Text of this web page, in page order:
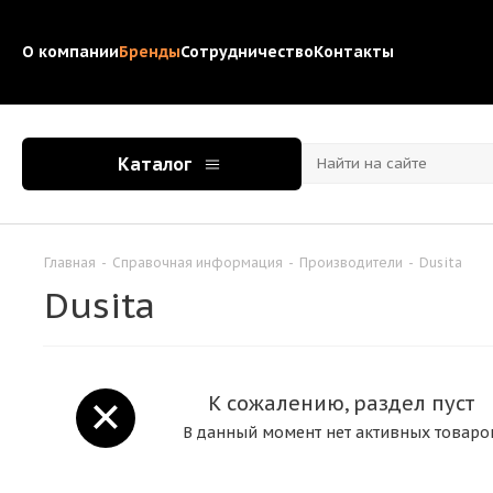
О компанииБрендыСотрудничествоКонтакты
Каталог
Главная - Справочная информация - Производители - Dusita
Dusita
К сожалению, раздел пуст
В данный момент нет активных